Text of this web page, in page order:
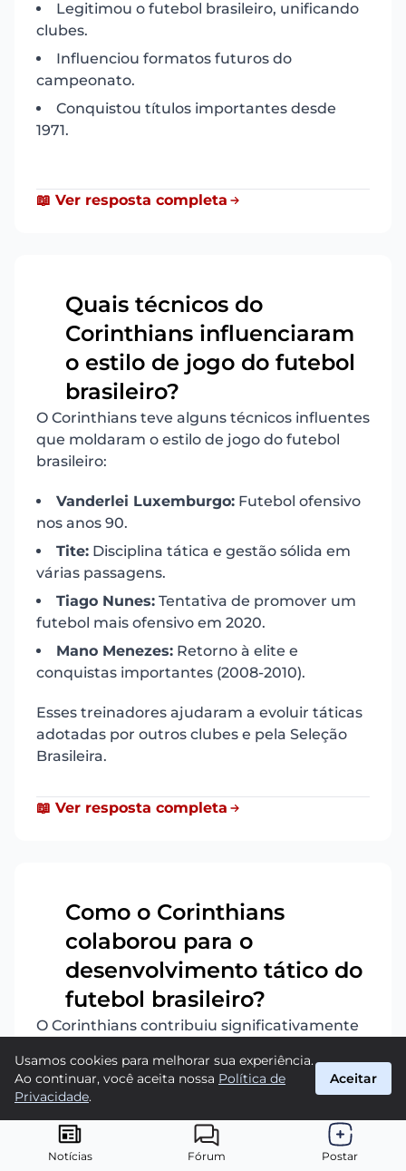
Notícias Fórum Postar
Legitimou o futebol brasileiro, unificando
clubes.
Influenciou formatos futuros do
campeonato.
Conquistou títulos importantes desde
1971.
📖 Ver resposta completa
Quais técnicos do
Corinthians influenciaram
o estilo de jogo do futebol
brasileiro?
O Corinthians teve alguns técnicos influentes
que moldaram o estilo de jogo do futebol
brasileiro:
Vanderlei Luxemburgo: Futebol ofensivo
nos anos 90.
Tite: Disciplina tática e gestão sólida em
várias passagens.
Tiago Nunes: Tentativa de promover um
futebol mais ofensivo em 2020.
Mano Menezes: Retorno à elite e
conquistas importantes (2008-2010).
Esses treinadores ajudaram a evoluir táticas
adotadas por outros clubes e pela Seleção
Brasileira.
📖 Ver resposta completa
Como o Corinthians
colaborou para o
desenvolvimento tático do
futebol brasileiro?
O Corinthians contribuiu significativamente
brasileiro através de inovações e formações
de jogadores. Destacam-se:
Popularização do esquema 4-2-4 nos anos
1950.
Usamos cookies para melhorar sua experiência.
Ao continuar, você aceita nossa Política de
Privacidade.
Aceitar